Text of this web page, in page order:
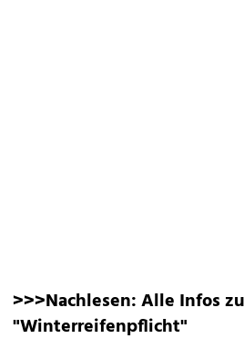
>>>Nachlesen:Alle Infos
"Winterreifenpflicht"